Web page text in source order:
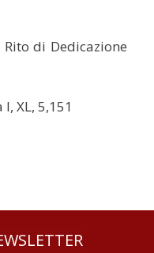
di Dedicazione
XL, 5,151